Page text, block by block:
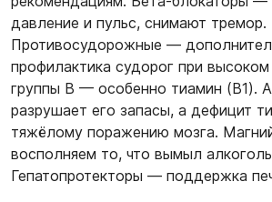
давление и пульс, снимают тремор.
Противосудорожные —
профилактика судорог при
группы B — особенно тиамин (B1).
разрушает его запасы, а дефицит
тяжёлому поражению мозга.
восполняем то, что вымыл
Гепатопротекторы — поддержка